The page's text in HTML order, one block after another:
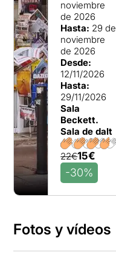
noviembre
de 2026
Hasta: 29 de
noviembre
de 2026
Desde:
12/11/2026
Hasta:
29/11/2026
Sala
Beckett.
Sala de dalt
22€15€
-30%
Fotos y vídeos